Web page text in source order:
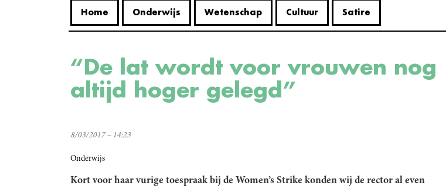
Home Onderwijs Wetenschap Cultuur Satire
“De lat wordt voor vrouwen nog
altijd hoger gelegd”
8/03/2017 – 14:23
Onderwijs
Kort voor haar vurige toespraak bij de Women’s Strike konden wij de rector al even